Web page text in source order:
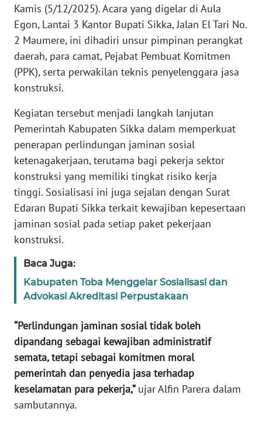
Kamis (5/12/2025). Acara yang digelar di Aula
Egon, Lantai 3 Kantor Bupati Sikka, Jalan El Tari No.
2 Maumere, ini dihadiri unsur pimpinan perangkat
daerah, para camat, Pejabat Pembuat Komitmen
(PPK), serta perwakilan teknis penyelenggara jasa
konstruksi.
Kegiatan tersebut menjadi langkah lanjutan
Pemerintah Kabupaten Sikka dalam memperkuat
penerapan perlindungan jaminan sosial
ketenagakerjaan, terutama bagi pekerja sektor
konstruksi yang memiliki tingkat risiko kerja
tinggi. Sosialisasi ini juga sejalan dengan Surat
Edaran Bupati Sikka terkait kewajiban kepesertaan
jaminan sosial pada setiap paket pekerjaan
konstruksi.
Baca Juga:
Kabupaten Toba Menggelar Sosialisasi dan
Advokasi Akreditasi Perpustakaan
“Perlindungan jaminan sosial tidak boleh
dipandang sebagai kewajiban administratif
semata, tetapi sebagai komitmen moral
pemerintah dan penyedia jasa terhadap
keselamatan para pekerja,” ujar Alfin Parera dalam
sambutannya.
Wahana
News
Regional
WN
SUMUT
JAKARTA
WN
JABAR
WN
BANTEN
NTT
WN
KEPRI
WN
PAPUA
WN
PAPUA
BARAT